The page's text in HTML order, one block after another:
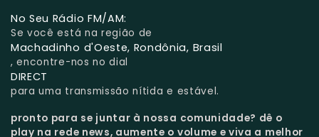
No Seu Rádio FM/AM:
Se você está na região de
Machadinho d'Oeste, Rondônia, Brasil
, encontre-nos no dial
DIRECT
para uma transmissão nítida e estável.
pronto para se juntar à nossa comunidade? dê o
play na rede news, aumente o volume e viva a melhor